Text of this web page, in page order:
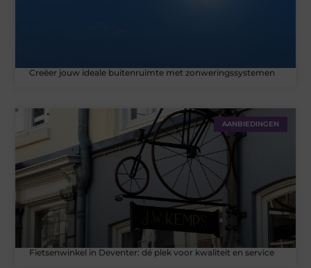
Creëer jouw ideale buitenruimte met zonweringssystemen
AANBIEDINGEN
Fietsenwinkel in Deventer: dé plek voor kwaliteit en service